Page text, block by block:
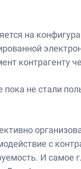
на
пока не стали
с
И самое